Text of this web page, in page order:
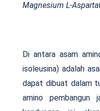
Magnesium L-
Di antara asam
isoleusina) adalah
dapat dibuat dalam
amino pembangun